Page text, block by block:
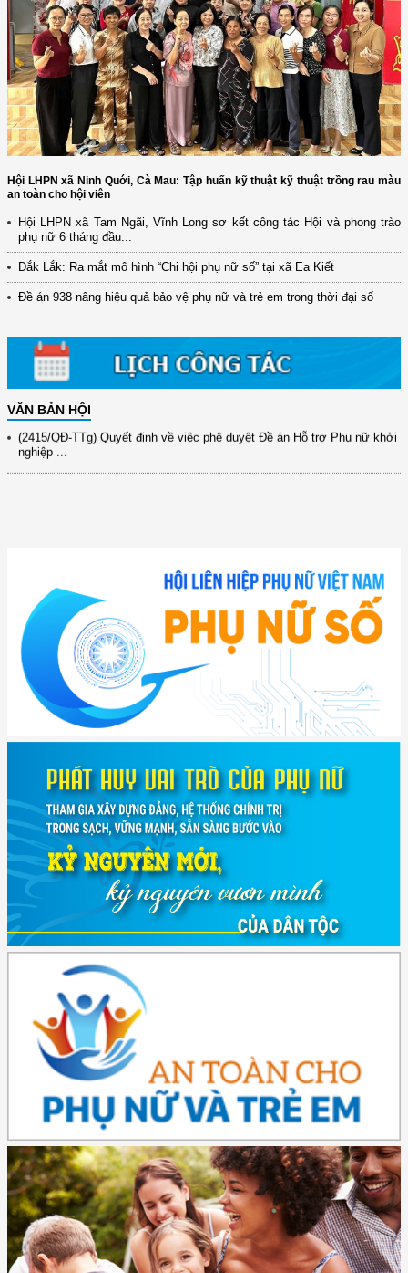
Hội LHPN xã Ninh Quới, Cà Mau: Tập huấn kỹ thuật kỹ thuật trồng rau màu
an toàn cho hội viên
Hội LHPN xã Tam Ngãi, Vĩnh Long sơ kết công tác Hội và phong trào
phụ nữ 6 tháng đầu...
Đắk Lắk: Ra mắt mô hình “Chi hội phụ nữ số” tại xã Ea Kiết
Đề án 938 nâng hiệu quả bảo vệ phụ nữ và trẻ em trong thời đại số
VĂN BẢN HỘI
(12/TB-HĐKH) V/v đăng ký, đề xuất nhiệm vụ Khoa học, công nghệ và
đổi mới ...
(898/KH/ĐCT) Kế hoạch thực hiện Quyết định số 2415/QĐ-TTg ngày
(417/QĐ-BNNMT) Quyết định phê duyệt Chương trình mục tiêu quốc gia
xây dựng ...
(891/KH-ĐCT) Kế hoạch thực hiện Nghị quyết số 72-NQ/TW ngày
nghiệp ...